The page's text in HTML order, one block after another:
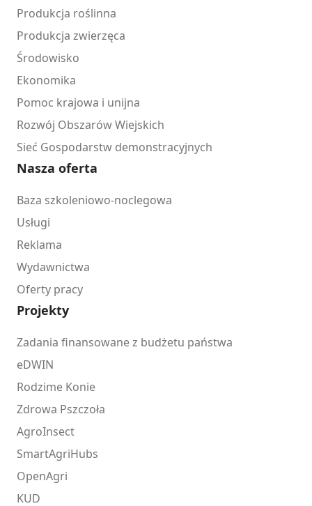
Produkcja roślinna
Produkcja zwierzęca
Środowisko
Ekonomika
Pomoc krajowa i unijna
Rozwój Obszarów Wiejskich
Sieć Gospodarstw demonstracyjnych
Nasza oferta
Baza szkoleniowo-noclegowa
Usługi
Reklama
Wydawnictwa
Oferty pracy
Projekty
Zadania finansowane z budżetu państwa
eDWIN
Rodzime Konie
Zdrowa Pszczoła
AgroInsect
SmartAgriHubs
OpenAgri
KUD